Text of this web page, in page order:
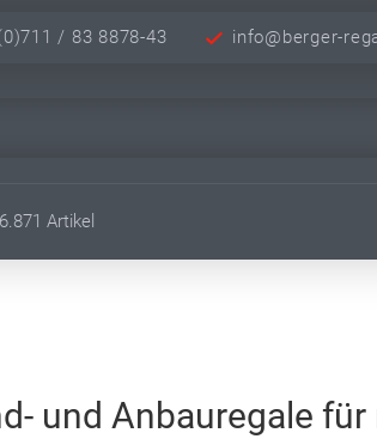
/ 83 8878-43 info@berger-
Artikel
und Anbauregale